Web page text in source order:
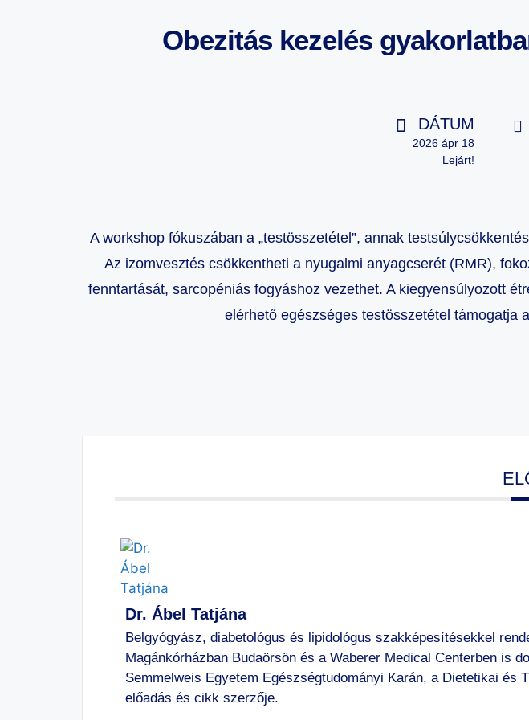
Obezitás kezelés
DÁTUM
2026 ápr 18
Lejárt!
A workshop fókuszában a „testösszetétel”, annak
Az izomvesztés csökkentheti a nyugalmi anyagcserét (RMR),
fenntartását, sarcopéniás fogyáshoz vezethet. A kiegyensúlyozott
elérhető egészséges testösszetétel támogatja
Dr. Ábel Tatjána
Belgyógyász, diabetológus és lipidológus szakképesítésekkel
Magánkórházban Budaörsön és a Waberer Medical Centerben is
Semmelweis Egyetem Egészségtudományi Karán, a Dietetikai és
előadás és cikk szerzője.